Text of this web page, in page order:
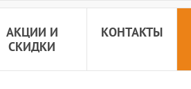
АКЦИИ И
СКИДКИ
КОНТАКТЫ